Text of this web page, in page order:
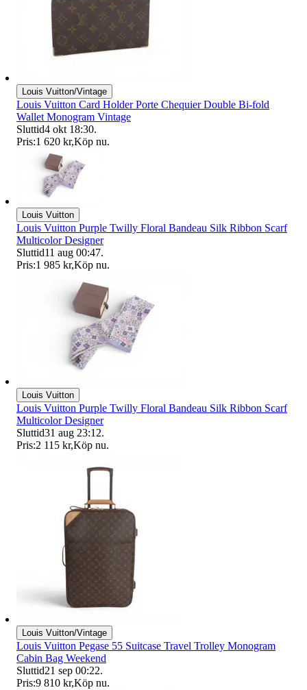
Louis Vuitton/Vintage
Louis Vuitton Card Holder Porte Chequier Double Bi-fold
Wallet Monogram Vintage
Sluttid4 okt 18:30.
Pris:1 620 kr,Köp nu.
Louis Vuitton
Louis Vuitton Purple Twilly Floral Bandeau Silk Ribbon Scarf
Multicolor Designer
Sluttid11 aug 00:47.
Pris:1 985 kr,Köp nu.
Louis Vuitton
Louis Vuitton Purple Twilly Floral Bandeau Silk Ribbon Scarf
Multicolor Designer
Sluttid31 aug 23:12.
Pris:2 115 kr,Köp nu.
Louis Vuitton/Vintage
Louis Vuitton Pegase 55 Suitcase Travel Trolley Monogram
Cabin Bag Weekend
Sluttid21 sep 00:22.
Pris:9 810 kr,Köp nu.